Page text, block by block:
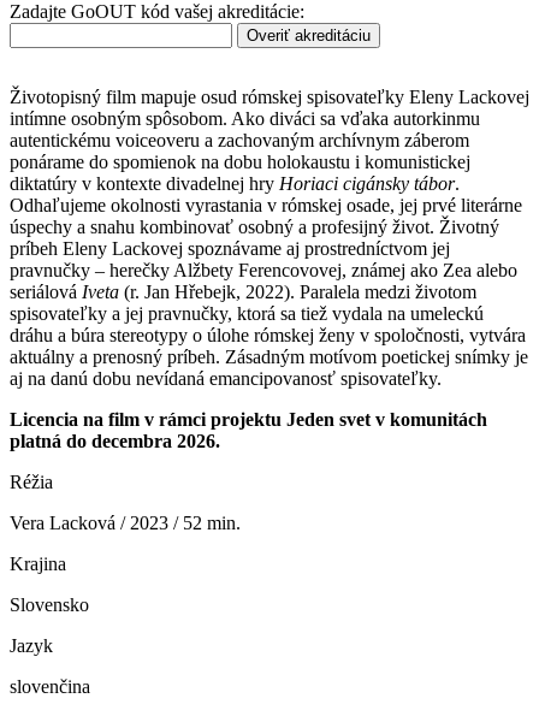
Zadajte GoOUT kód vašej akreditácie:
Overiť akreditáciu
Životopisný film mapuje osud rómskej spisovateľky Eleny Lackovej
intímne osobným spôsobom. Ako diváci sa vďaka autorkinmu
autentickému voiceoveru a zachovaným archívnym záberom
ponárame do spomienok na dobu holokaustu i komunistickej
diktatúry v kontexte divadelnej hry Horiaci cigánsky tábor.
Odhaľujeme okolnosti vyrastania v rómskej osade, jej prvé literárne
úspechy a snahu kombinovať osobný a profesijný život. Životný
príbeh Eleny Lackovej spoznávame aj prostredníctvom jej
pravnučky – herečky Alžbety Ferencovovej, známej ako Zea alebo
seriálová Iveta (r. Jan Hřebejk, 2022). Paralela medzi životom
spisovateľky a jej pravnučky, ktorá sa tiež vydala na umeleckú
dráhu a búra stereotypy o úlohe rómskej ženy v spoločnosti, vytvára
aktuálny a prenosný príbeh. Zásadným motívom poetickej snímky je
aj na danú dobu nevídaná emancipovanosť spisovateľky.
Licencia na film v rámci projektu Jeden svet v komunitách
platná do decembra 2026.
Réžia
Vera Lacková / 2023 / 52 min.
Krajina
Slovensko
Jazyk
slovenčina